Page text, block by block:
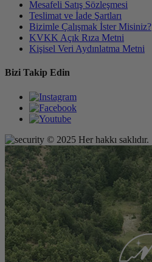
Mesafeli Satış Sözleşmesi
Teslimat ve İade Şartları
Bizimle Çalışmak İster Misiniz?
KVKK Açık Rıza Metni
Kişisel Veri Aydınlatma Metni
Bizi Takip Edin
© 2025 Her hakkı saklıdır.